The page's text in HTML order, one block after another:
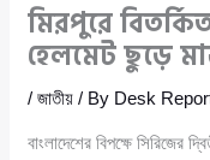
মিরপুরে
হেলমেট ছুড়ে
/জাতীয় / By Desk
বাংলাদেশের বিপক্ষে সিরিজের